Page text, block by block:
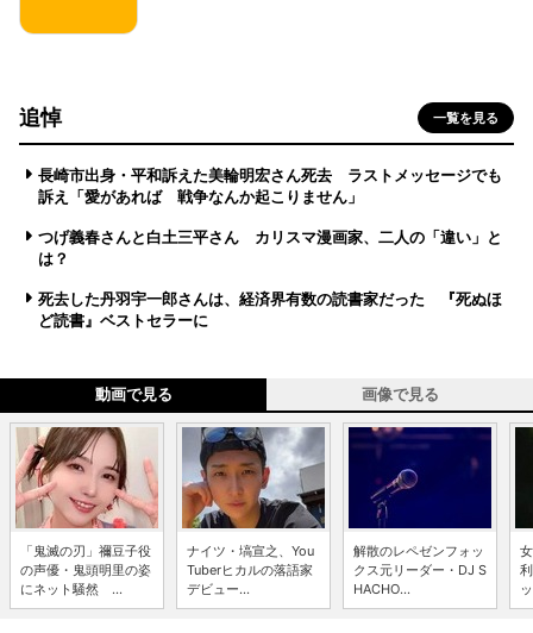
追悼 一覧を見る
長崎市出身・平和訴えた美輪明宏さん死去 ラストメッセージでも
訴え「愛があれば 戦争なんか起こりません」
つげ義春さんと白土三平さん カリスマ漫画家、二人の「違い」と
は？
死去した丹羽宇一郎さんは、経済界有数の読書家だった 『死ぬほ
ど読書』ベストセラーに
動画で見る 画像で見る
「鬼滅の刃」禰豆子役
の声優・鬼頭明里の姿
にネット騒然 ...
ナイツ・塙宣之、You
Tuberヒカルの落語家
デビュー...
解散のレペゼンフォッ
クス元リーダー・DJ S
HACHO...